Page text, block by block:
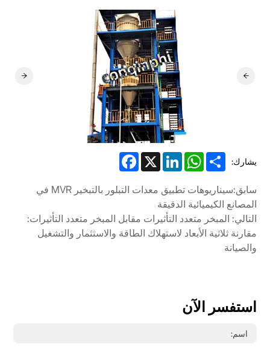
يشارك: Facebook X
LinkedIn
WhatsAppShare
سابق:سيناريوهات تطبيق معدات التبلور بالتبخير MVR في
المصانع الكيميائية الدقيقة
التالي: المبخر متعدد التأثيرات مقابل المبخر متعدد التأثيرات:
مقارنة ثلاثية الأبعاد لاستهلاك الطاقة والاستثمار والتشغيل
والصيانة
استفسر الآن